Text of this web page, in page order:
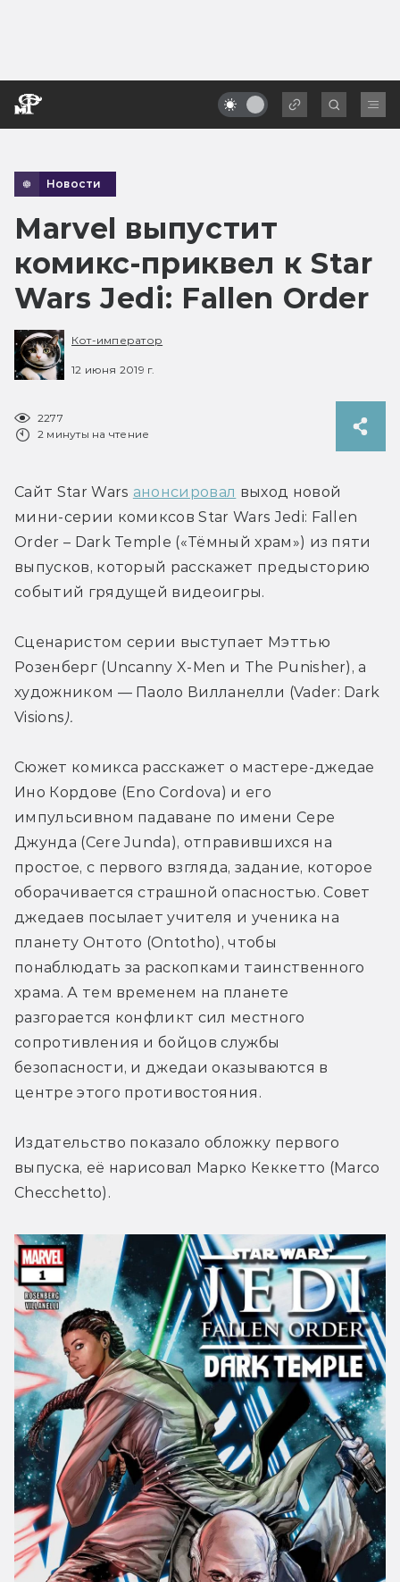
Новости
Marvel выпустит
комикс-приквел к Star
Wars Jedi: Fallen Order
Кот-император
12 июня 2019 г.
2277
2 минуты на чтение
Сайт Star Wars анонсировал выход новой
мини-серии комиксов Star Wars Jedi: Fallen
Order – Dark Temple («Тёмный храм») из пяти
выпусков, который расскажет предысторию
событий грядущей видеоигры.
Сценаристом серии выступает Мэттью
Розенберг (Uncanny X-Men и The Punisher), а
художником — Паоло Вилланелли (Vader: Dark
Visions).
Сюжет комикса расскажет о мастере-джедае
Ино Кордове (Eno Cordova) и его
импульсивном падаване по имени Сере
Джунда (Cere Junda), отправившихся на
простое, с первого взгляда, задание, которое
оборачивается страшной опасностью. Совет
джедаев посылает учителя и ученика на
планету Онтото (Ontotho), чтобы
понаблюдать за раскопками таинственного
храма. А тем временем на планете
разгорается конфликт сил местного
сопротивления и бойцов службы
безопасности, и джедаи оказываются в
центре этого противостояния.
Издательство показало обложку первого
выпуска, её нарисовал Марко Кеккетто (Marco
Checchetto).